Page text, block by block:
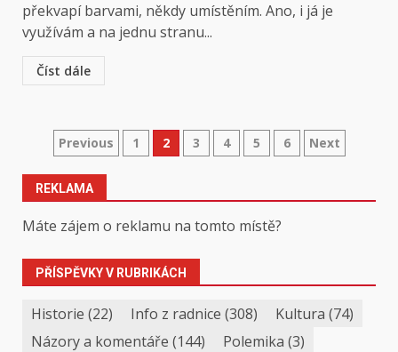
překvapí barvami, někdy umístěním. Ano, i já je
využívám a na jednu stranu...
Číst dále
Stránkování
příspěvků
Previous 1 2 3 4 5 6 Next
REKLAMA
Máte zájem o reklamu na tomto místě?
PŘÍSPĚVKY V RUBRIKÁCH
Historie (22) Info z radnice (308) Kultura (74)
Názory a komentáře (144) Polemika (3)